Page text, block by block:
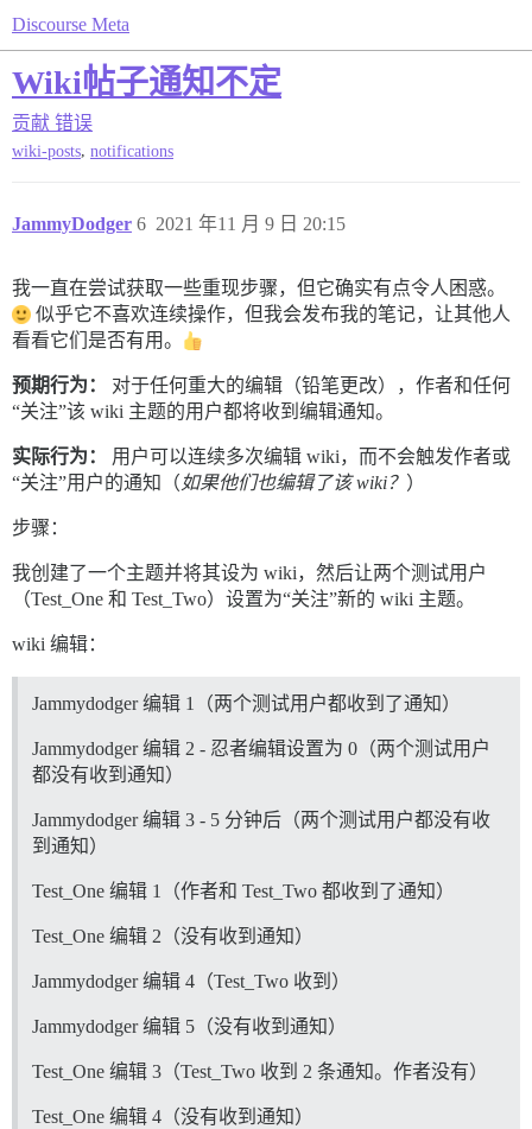
Discourse Meta
Wiki帖子通知不定
贡献 错误
wiki-posts, notifications
JammyDodger 2021 年11 月 9 日 20:15
6
我一直在尝试获取一些重现步骤，但它确实有点令人困惑。
似乎它不喜欢连续操作，但我会发布我的笔记，让其他人
看看它们是否有用。
预期行为：
对于任何重大的编辑（铅笔更改），作者和任何
“关注”该 wiki 主题的用户都将收到编辑通知。
实际行为：
用户可以连续多次编辑 wiki，而不会触发作者或
“关注”用户的通知（如果他们也编辑了该 wiki？ ）
步骤：
我创建了一个主题并将其设为 wiki，然后让两个测试用户
（Test_One 和 Test_Two）设置为“关注”新的 wiki 主题。
wiki 编辑：
Jammydodger 编辑 1（两个测试用户都收到了通知）
Jammydodger 编辑 2 - 忍者编辑设置为 0（两个测试用户
都没有收到通知）
Jammydodger 编辑 3 - 5 分钟后（两个测试用户都没有收
到通知）
Test_One 编辑 1（作者和 Test_Two 都收到了通知）
Test_One 编辑 2（没有收到通知）
Jammydodger 编辑 4（Test_Two 收到）
Jammydodger 编辑 5（没有收到通知）
Test_One 编辑 3（Test_Two 收到 2 条通知。作者没有）
Test_One 编辑 4（没有收到通知）